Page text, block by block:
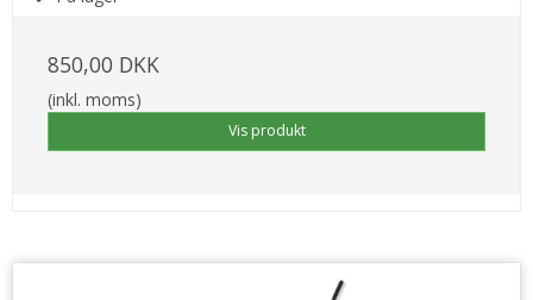
850,00 DKK
(inkl. moms)
Vis produkt